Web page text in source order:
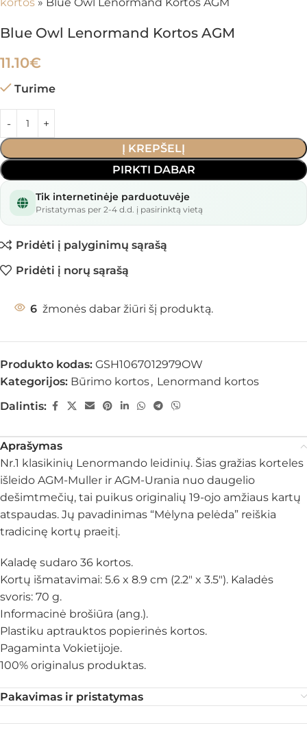
Blue Owl Lenormand Kortos AGM
11.10€
Turime
Į KREPŠELĮ
PIRKTI DABAR
Tik internetinėje parduotuvėje
Pristatymas per 2-4 d.d. į pasirinktą vietą
Pridėti į palyginimų sąrašą
Pridėti į norų sąrašą
6 žmonės dabar žiūri šį produktą.
Produkto kodas: GSH1067012979OW
Kategorijos: Būrimo kortos, Lenormand kortos
Dalintis:
Aprašymas
Nr.1 klasikinių Lenormando leidinių. Šias gražias korteles
išleido AGM-Muller ir AGM-Urania nuo daugelio
dešimtmečių, tai puikus originalių 19-ojo amžiaus kartų
atspaudas. Jų pavadinimas “Mėlyna pelėda” reiškia
tradicinę kortų praeitį.
Kaladę sudaro 36 kortos.
Kortų išmatavimai: 5.6 x 8.9 cm (2.2″ x 3.5″). Kaladės
svoris: 70 g.
Informacinė brošiūra (ang.).
Plastiku aptrauktos popierinės kortos.
Pagaminta Vokietijoje.
100% originalus produktas.
Pakavimas ir pristatymas